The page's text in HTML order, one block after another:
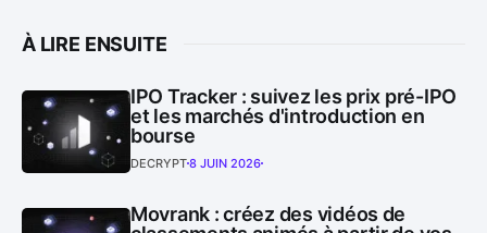
À LIRE ENSUITE
IPO Tracker : suivez les prix pré-IPO
et les marchés d'introduction en
bourse
DECRYPT8 JUIN 2026
Movrank : créez des vidéos de